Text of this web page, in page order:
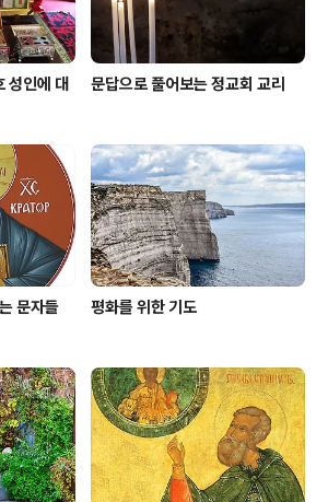
성인에 대
문답으로 풀어보는 정교회 교리
문자들 평화를 위한 기도